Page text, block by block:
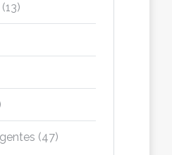
(13)
(47)